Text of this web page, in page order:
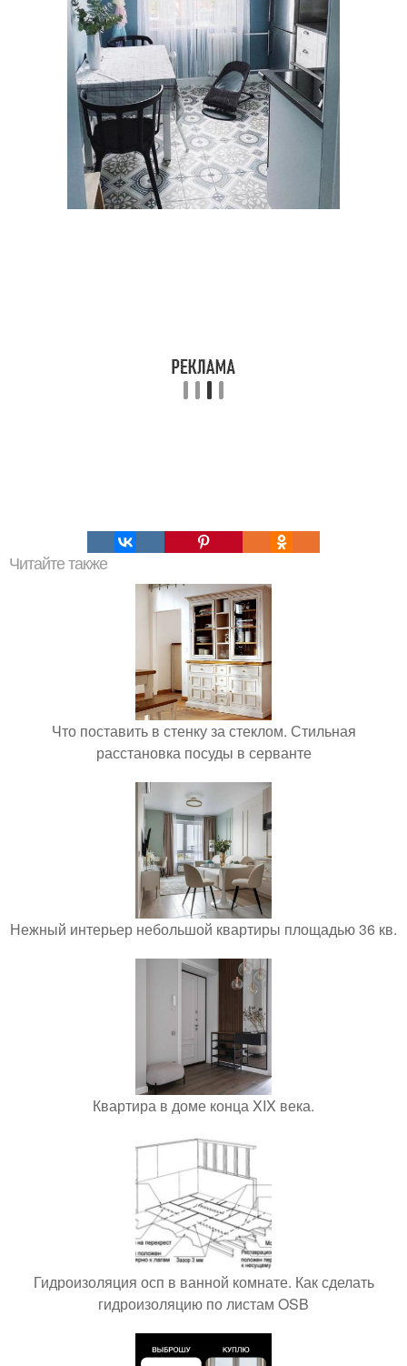
Читайте также
Что поставить в стенку за стеклом. Стильная
расстановка посуды в серванте
Нежный интерьер небольшой квартиры площадью 36 кв.
Квартира в доме конца XIX века.
Гидроизоляция осп в ванной комнате. Как сделать
гидроизоляцию по листам OSB